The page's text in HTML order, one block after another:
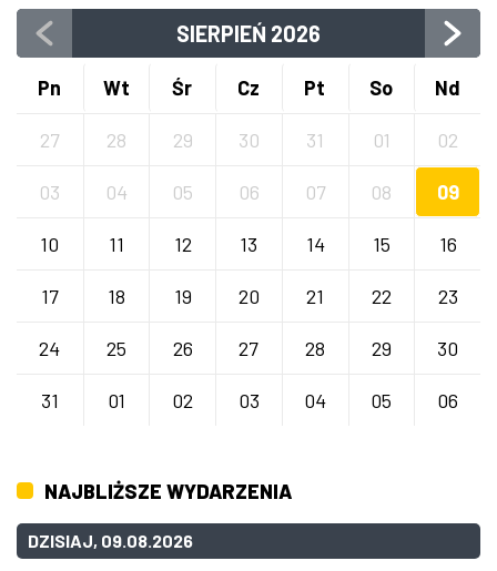
SIERPIEŃ 2026
Pn Wt Śr Cz Pt So Nd
27 28 29 30 31 01 02
03 04 05 06 07 08 09
10 11 12 13 14 15 16
17 18 19 20 21 22 23
24 25 26 27 28 29 30
31 01 02 03 04 05 06
NAJBLIŻSZE WYDARZENIA
DZISIAJ, 09.08.2026